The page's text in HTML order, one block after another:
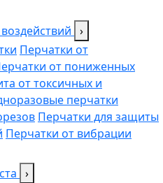
›
Перчатки от
от пониженных
от токсичных и
перчатки
Перчатки для защиты
Перчатки от вибрации
›